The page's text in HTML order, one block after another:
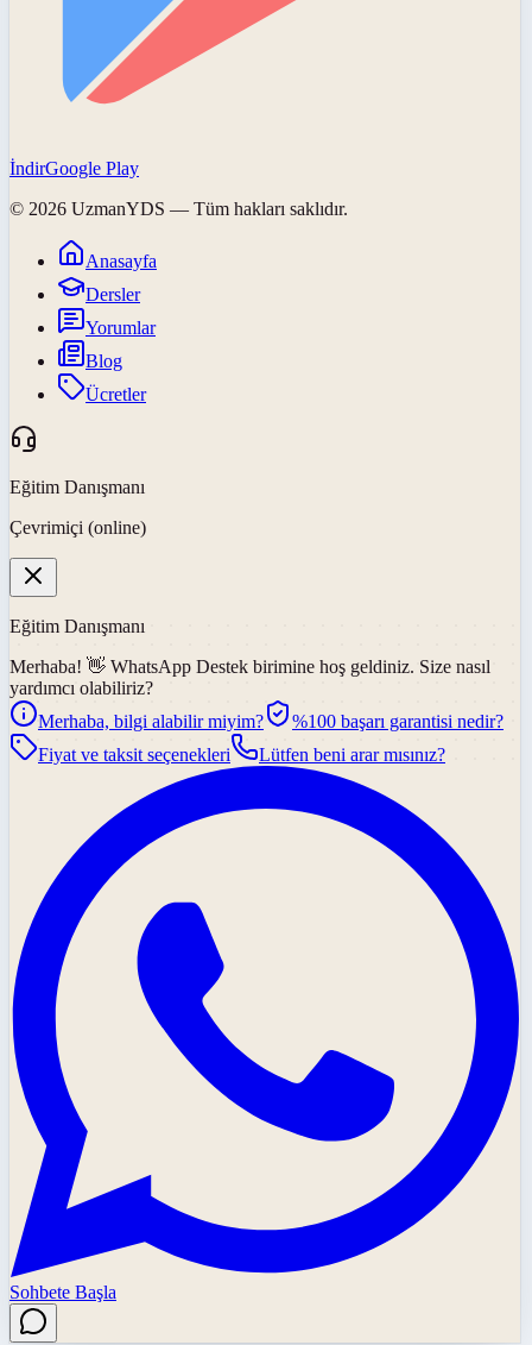
İndirGoogle Play
© 2026 UzmanYDS — Tüm hakları saklıdır.
Anasayfa
Dersler
Yorumlar
Blog
Ücretler
Eğitim Danışmanı
Çevrimiçi (online)
Eğitim Danışmanı
Merhaba! 👋 WhatsApp Destek birimine hoş geldiniz. Size nasıl
yardımcı olabiliriz?
Merhaba, bilgi alabilir miyim?
%100 başarı garantisi nedir?
Fiyat ve taksit seçenekleri
Lütfen beni arar mısınız?
Sohbete Başla